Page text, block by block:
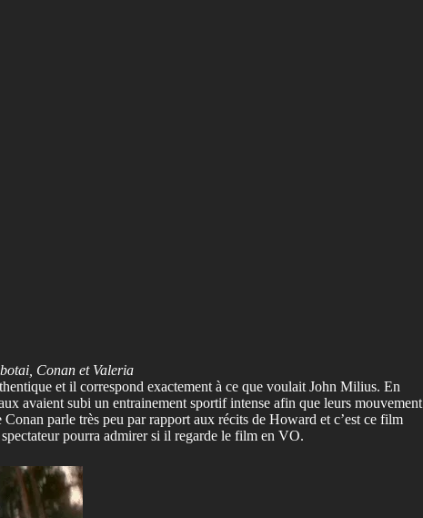
Conan et Valeria
et il correspond exactement à ce que voulait John Milius. En
avaient subi un entrainement sportif intense afin que leurs mouvement
parle très peu par rapport aux récits de Howard et c’est ce film
pourra admirer si il regarde le film en VO.